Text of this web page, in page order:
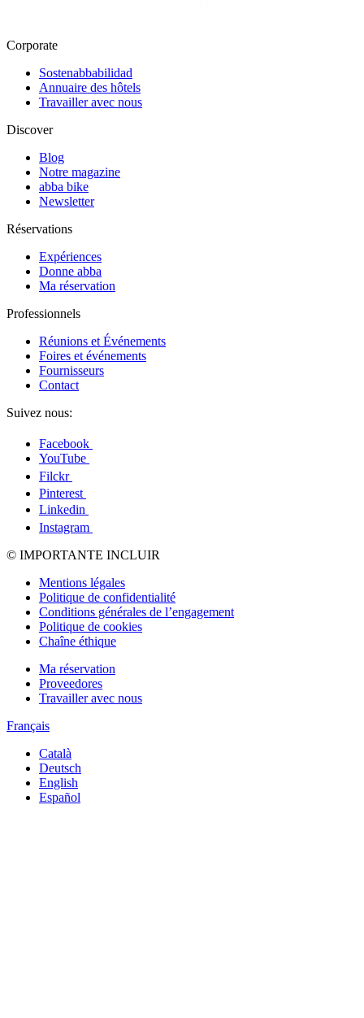
Corporate
Sostenabbabilidad
Annuaire des hôtels
Travailler avec nous
Discover
Blog
Notre magazine
abba bike
Newsletter
Réservations
Expériences
Donne abba
Ma réservation
Professionnels
Réunions et Événements
Foires et événements
Fournisseurs
Contact
Suivez nous:
Facebook
YouTube
Filckr
Pinterest
Linkedin
Instagram
© IMPORTANTE INCLUIR
Mentions légales
Politique de confidentialité
Conditions générales de l’engagement
Politique de cookies
Chaîne éthique
Ma réservation
Proveedores
Travailler avec nous
Français
Català
Deutsch
English
Español